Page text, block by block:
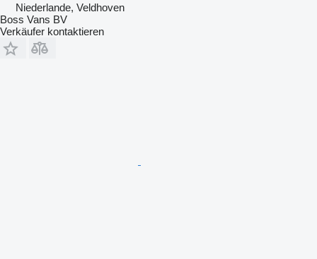
Niederlande, Veldhoven
Boss Vans BV
Verkäufer kontaktieren